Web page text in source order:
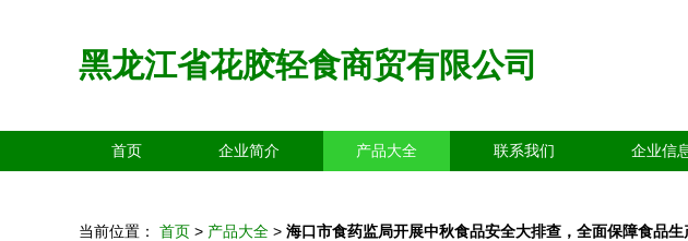
黑龙江省花胶轻食商贸有限公司
首页 企业简介 产品大全 联系我们 企业信
当前位置： 首页 > 产品大全 > 海口市食药监局开展中秋食品安全大排查，全面保障食品